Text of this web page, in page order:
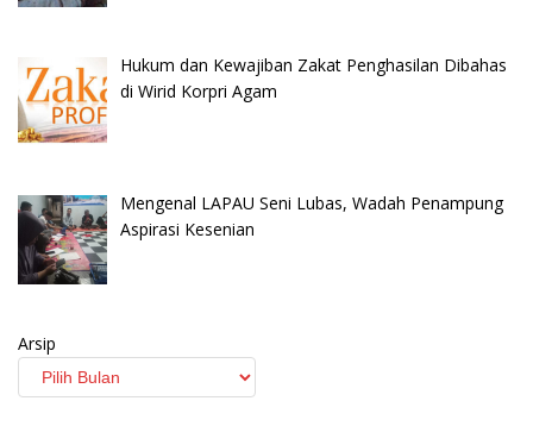
Hukum dan Kewajiban Zakat Penghasilan Dibahas
di Wirid Korpri Agam
Mengenal LAPAU Seni Lubas, Wadah Penampung
Aspirasi Kesenian
Arsip